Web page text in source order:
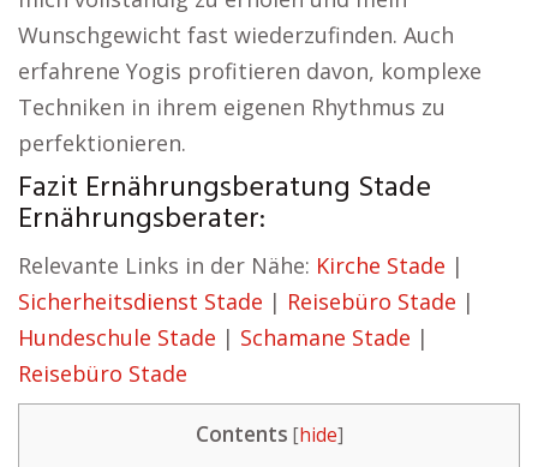
Wunschgewicht fast wiederzufinden. Auch
erfahrene Yogis profitieren davon, komplexe
Techniken in ihrem eigenen Rhythmus zu
perfektionieren.
Fazit Ernährungsberatung Stade
Ernährungsberater:
Relevante Links in der Nähe: Kirche Stade |
Sicherheitsdienst Stade | Reisebüro Stade |
Hundeschule Stade | Schamane Stade |
Reisebüro Stade
Contents [hide]